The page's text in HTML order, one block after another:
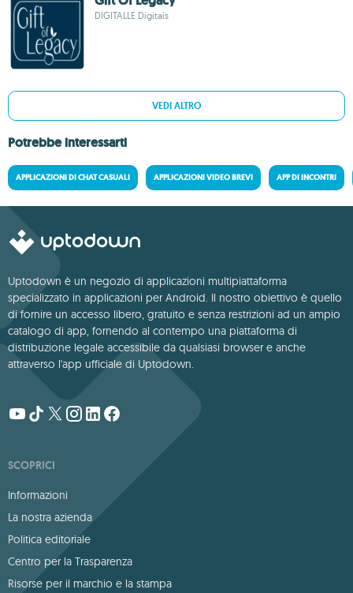
DIGITALLE Digitais
VEDI ALTRO
Potrebbe interessarti
APPLICAZIONI DI CHAT CASUALI APPLICAZIONI VIDEO BREVI APP DI INCONTRI
Uptodown è un negozio di applicazioni multipiattaforma
specializzato in applicazioni per Android. Il nostro obiettivo è quello
di fornire un accesso libero, gratuito e senza restrizioni ad un ampio
catalogo di app, fornendo al contempo una piattaforma di
distribuzione legale accessibile da qualsiasi browser e anche
attraverso l'app ufficiale di Uptodown.
SCOPRICI
Informazioni
La nostra azienda
Politica editoriale
Centro per la Trasparenza
Risorse per il marchio e la stampa